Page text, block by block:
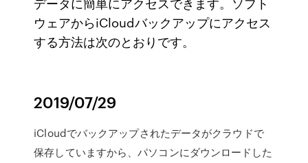
ウェアからiCloudバックアップにアクセス
する方法は次のとおりです。
2019/07/29
iCloudでバックアップされたデータがクラウドで
保存していますから、パソコンにダウンロードした